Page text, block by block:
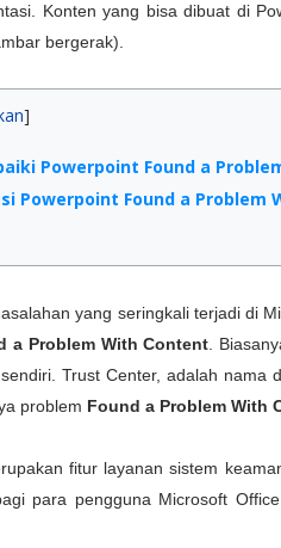
Konten yang bisa dibuat di
bergerak).
Powerpoint Found a
Powerpoint Found a Problem
yang seringkali terjadi di
a Problem With Content .
Trust Center, adalah
problem Found a Problem With
fitur layanan sistem
para pengguna Microsoft